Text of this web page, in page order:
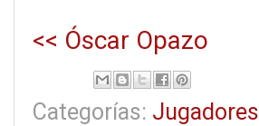
<< Óscar Opazo
Categorías: Jugadores